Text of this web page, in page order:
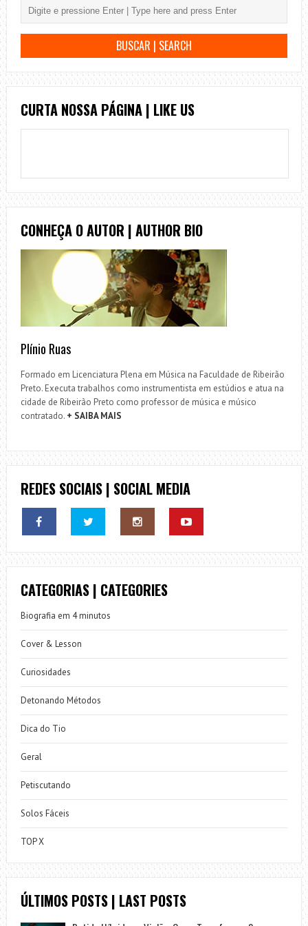
CURTA NOSSA PÁGINA | LIKE US
CONHEÇA O AUTOR | AUTHOR BIO
Plínio Ruas
Formado em Licenciatura Plena em Música na Faculdade de Ribeirão
Preto. Executa trabalhos como instrumentista em estúdios e atua na
cidade de Ribeirão Preto como professor de música e músico
contratado. + SAIBA MAIS
REDES SOCIAIS | SOCIAL MEDIA
CATEGORIAS | CATEGORIES
Biografia em 4 minutos
Cover & Lesson
Curiosidades
Detonando Métodos
Dica do Tio
Geral
Petiscutando
Solos Fáceis
TOP X
ÚLTIMOS POSTS | LAST POSTS